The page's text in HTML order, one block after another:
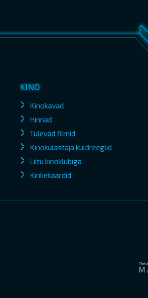
KINO
Kinokavad
Hinnad
Tulevad filmid
Kinokülastaja kuldreeglid
Liitu kinoklubiga
Kinkekaardid